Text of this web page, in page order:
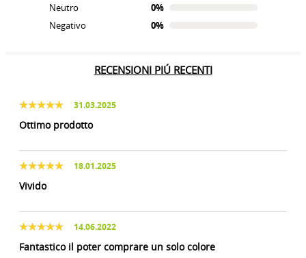
Neutro
0%
Negativo
0%
RECENSIONI PIÚ RECENTI
31.03.2025
Ottimo prodotto
18.01.2025
Vivido
14.06.2022
Fantastico il poter comprare un solo colore